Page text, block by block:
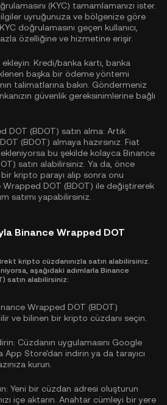
(KYC) tamamlamanızı ister.
uyruğunuza ve bölgenize göre
doğrulamasını geçen kullanıcı,
özelliğine ve hizmetine erişir.
Kredi/banka kartı, banka
başka bir ödeme yöntemi
talimatlarına bakın. Göndermeniz
güvenlik gereksinimlerine bağlı
DOT (BDOT) satın alma: Artık
(BDOT) almaya hazırsınız. Fiat
bu şekilde kolayca Binance
satın alabilirsiniz. Ya da, önce
kripto parayı alıp sonra onu
DOT (BDOT) ile değiştirerek
satımı yapabilirsiniz.
Binance Wrapped DOT
kripto cüzdanınızla satın alabilirsiniz.
aşağıdaki adımlarla Binance
satın alabilirsiniz:
Wrapped DOT (BDOT)
ve bilinen bir kripto cüzdanı seçin.
Cüzdanın uygulamasını Google
App Store'dan indirin ya da tarayıcı
kurun.
Yeni bir cüzdan adresi oluşturun
içe aktarın. Anahtar cümleyi bir yere